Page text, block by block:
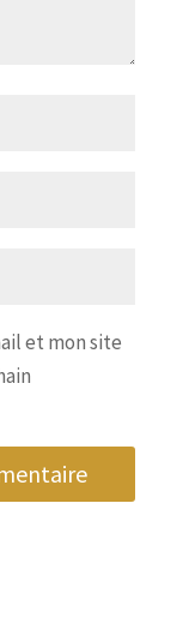
et mon site